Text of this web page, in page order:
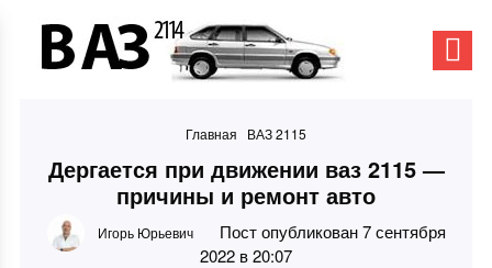
Главная ВАЗ 2115
Дергается при движении ваз 2115 —
причины и ремонт авто
Игорь Юрьевич
Пост опубликован 7 сентября
2022 в 20:07